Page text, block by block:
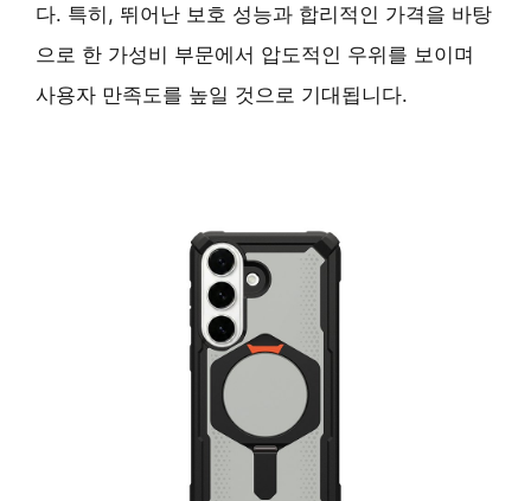
다. 특히, 뛰어난 보호 성능과 합리적인 가격을 바탕
으로 한 가성비 부문에서 압도적인 우위를 보이며
사용자 만족도를 높일 것으로 기대됩니다.